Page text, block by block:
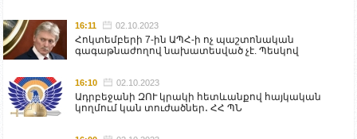
16:11 02.10.2023
Հոկտեմբերի 7-ին ԱՊՀ-ի ոչ պաշտոնական
գագաթնաժողով նախատեսված չէ. Պեսկով
16:10 02.10.2023
Ադրբեջանի ԶՈՒ կրակի հետևանքով հայկական
կողմում կան տուժածներ․ ՀՀ ՊՆ